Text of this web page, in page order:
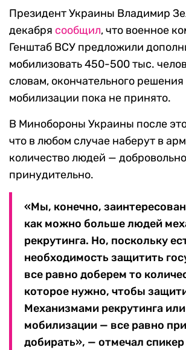
Президент Украины Владимир
декабря сообщил, что военное
Генштаб ВСУ предложили
мобилизовать 450-500 тыс.
словам, окончательного решения
мобилизации пока не принято.
В Минобороны Украины после
что в любом случае наберут в
количество людей —
принудительно.
«Мы, конечно,
как можно больше людей
рекрутинга. Но, поскольку
необходимость защитить
все равно доберем то
которое нужно, чтобы
Механизмами рекрутинга
мобилизации — все равно
добирать», — отмечал